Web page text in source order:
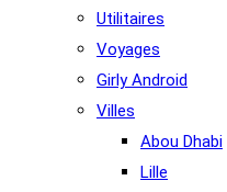
Utilitaires
Voyages
Girly Android
Villes
Abou Dhabi
Lille